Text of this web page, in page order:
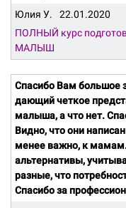
Юлия У.
22.01.2020
ПОЛНЫЙ курс
МАЛЫШ
Спасибо Вам большое
дающий четкое
малыша, а что нет.
Видно, что они
менее важно, к
альтернативы,
разные, что
Спасибо за